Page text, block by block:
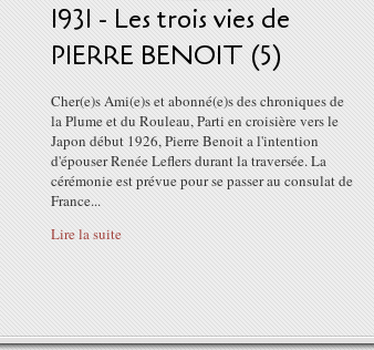
1931 - Les trois vies de
PIERRE BENOIT (5)
Cher(e)s Ami(e)s et abonné(e)s des chroniques de
la Plume et du Rouleau, Parti en croisière vers le
Japon début 1926, Pierre Benoit a l'intention
d'épouser Renée Leflers durant la traversée. La
cérémonie est prévue pour se passer au consulat de
France...
Lire la suite